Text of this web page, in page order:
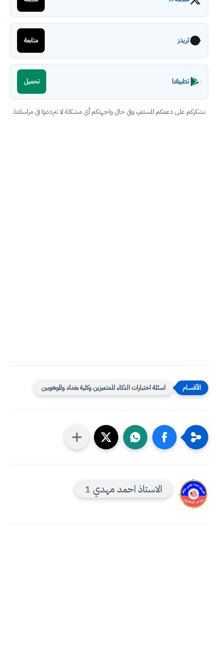
ثريدز متابعة
تطبيقنا تحميل
نشكركم على دعمكم المستمر، وفي حال واجهتكم أي مشكلة لا تترددوا في مراسلتنا.
اسئلة اختبارات الذكاء للمتميزين وكلية بغداد والموهوبين
الاستاذ احمد مهدي 1